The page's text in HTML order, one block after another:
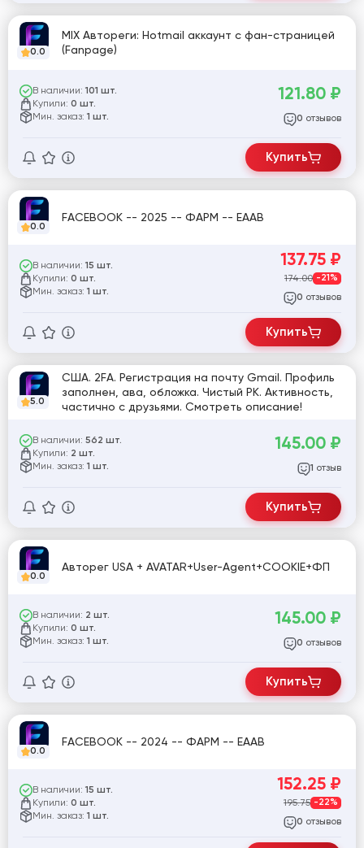
0.0
MIX Автореги: Hotmail аккаунт с фан-страницей
(Fanpage)
В наличии: 101 шт.
Купили: 0 шт.
Мин. заказ: 1 шт.
121.80 ₽
0 отзывов
Купить
0.0
FACEBOOK -- 2025 -- ФАРМ -- EAAB
В наличии: 15 шт.
Купили: 0 шт.
Мин. заказ: 1 шт.
137.75 ₽
174.00 -21%
0 отзывов
Купить
5.0
США. 2FA. Регистрация на почту Gmail. Профиль
заполнен, ава, обложка. Чистый РК. Активность,
частично с друзьями. Смотреть описание!
В наличии: 562 шт.
Купили: 2 шт.
Мин. заказ: 1 шт.
145.00 ₽
1 отзыв
Купить
0.0
Авторег USA + AVATAR+User-Agent+COOKIE+ФП
В наличии: 2 шт.
Купили: 0 шт.
Мин. заказ: 1 шт.
145.00 ₽
0 отзывов
Купить
0.0
FACEBOOK -- 2024 -- ФАРМ -- EAAB
В наличии: 15 шт.
Купили: 0 шт.
Мин. заказ: 1 шт.
152.25 ₽
195.75 -22%
0 отзывов